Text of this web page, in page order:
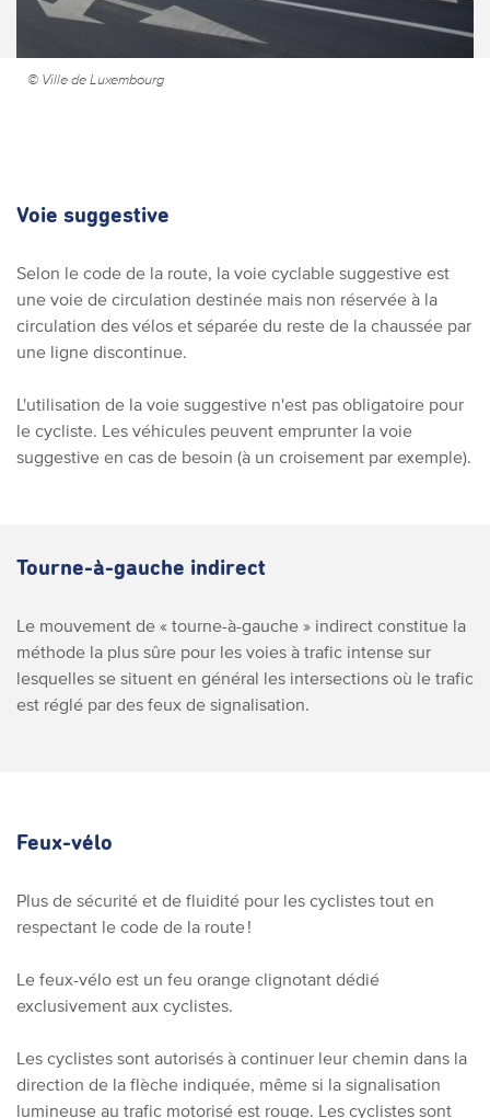
© Ville de Luxembourg
Voie suggestive
Selon le code de la route, la voie cyclable suggestive est
une voie de circulation destinée mais non réservée à la
circulation des vélos et séparée du reste de la chaussée par
une ligne discontinue.
L'utilisation de la voie suggestive n'est pas obligatoire pour
le cycliste. Les véhicules peuvent emprunter la voie
suggestive en cas de besoin (à un croisement par exemple).
Tourne-à-gauche indirect
Le mouvement de « tourne-à-gauche » indirect constitue la
méthode la plus sûre pour les voies à trafic intense sur
lesquelles se situent en général les intersections où le trafic
est réglé par des feux de signalisation.
Feux-vélo
Plus de sécurité et de fluidité pour les cyclistes tout en
respectant le code de la route !
Le feux-vélo est un feu orange clignotant dédié
exclusivement aux cyclistes.
Les cyclistes sont autorisés à continuer leur chemin dans la
direction de la flèche indiquée, même si la signalisation
lumineuse au trafic motorisé est rouge. Les cyclistes sont